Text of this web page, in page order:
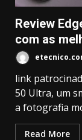
Review
com as
link
50 Ultra, um
a fotografia
Read More